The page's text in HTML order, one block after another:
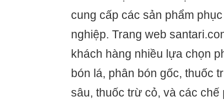
cung cấp các sản phẩm
nghiệp. Trang web
khách hàng nhiều lựa chọn
bón lá, phân bón gốc, thuốc
sâu, thuốc trừ cỏ, và các chế